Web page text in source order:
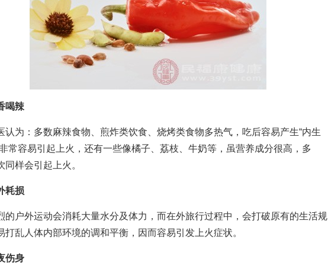
辣
：多数麻辣食物、煎炸类饮食、烧烤类食物多热气，吃后容易产生“内生
常容易引起上火，还有一些像橘子、荔枝、牛奶等，虽营养成分很高，多
同样会引起上火。
损
外运动会消耗大量水分及体力，而在外旅行过程中，会打破原有的生活规
打乱人体内部环境的调和平衡，因而容易引发上火症状。
身